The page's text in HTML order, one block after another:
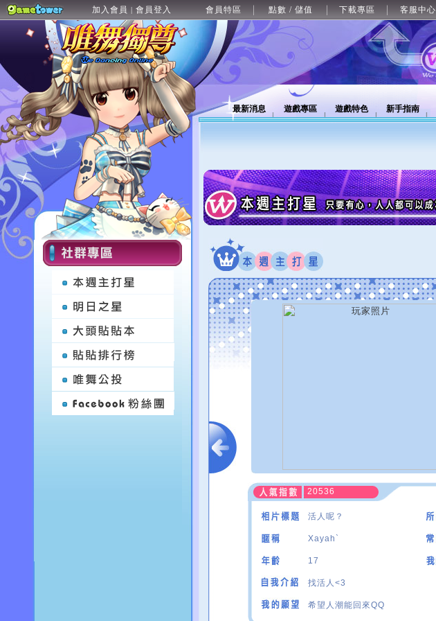
加入會員 | 會員登入 會員特區 點數 / 儲值 下載專區 客服中心
最新消息 遊戲專區 遊戲特色 新手指南
20536
活人呢？
Xayah`
17
找活人<3
希望人潮能回來QQ